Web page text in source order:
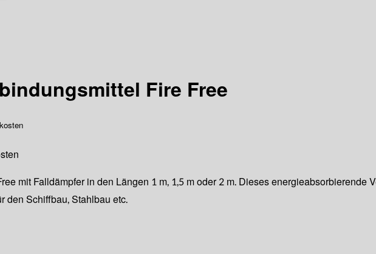
Fire Free
mit Falldämpfer in den Längen 1 m, 1,5 m oder 2 m. Dieses
den Schiffbau, Stahlbau etc.